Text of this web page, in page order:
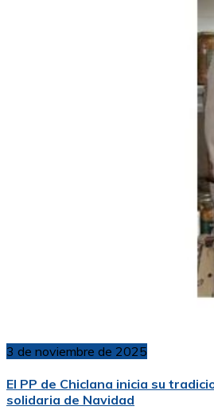
3 de noviembre de 2025
El PP de Chiclana inicia su
solidaria de Navidad